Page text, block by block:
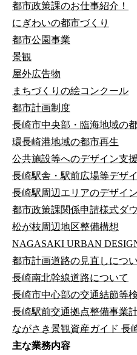
都市政策課のお仕事紹介！
にぎわいの都市づくり
都市公園事業
景観
屋外広告物
まちづくりの絵コンクール
都市計画制度
長崎市中央部・臨海地域の
環長崎港地域の都市再生
公共施設等へのデザイン支援
長崎駅舎・駅前広場等デザ
長崎駅周辺エリアのデザイ
都市政策課関係申請様式ダ
松が枝周辺地区整備構想
NAGASAKI URBAN
都市計画道路の見直しにつ
長崎南北幹線道路について
長崎市中心部の交通結節等
長崎駅前交通拠点整備事業
ながさき景観資産ガイド 長
主な業務内容